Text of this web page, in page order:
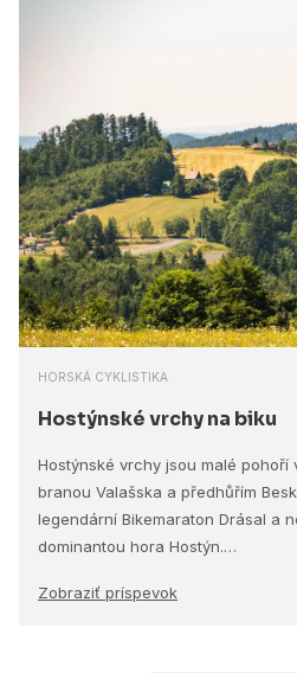
HORSKÁ CYKLISTIKA
Hostýnské vrchy na biku
Hostýnské vrchy jsou malé pohoří
branou Valašska a předhůřím
legendární Bikemaraton Drásal a
dominantou hora Hostýn.…
Zobraziť príspevok